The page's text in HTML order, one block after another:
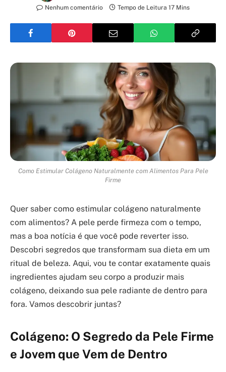
Nenhum comentário
Tempo de Leitura 17 Mins
Como Estimular Colágeno Naturalmente com Alimentos Para Pele
Firme
Quer saber como estimular colágeno naturalmente
com alimentos? A pele perde firmeza com o tempo,
mas a boa notícia é que você pode reverter isso.
Descobri segredos que transformam sua dieta em um
ritual de beleza. Aqui, vou te contar exatamente quais
ingredientes ajudam seu corpo a produzir mais
colágeno, deixando sua pele radiante de dentro para
fora. Vamos descobrir juntas?
Colágeno: O Segredo da Pele Firme
e Jovem que Vem de Dentro